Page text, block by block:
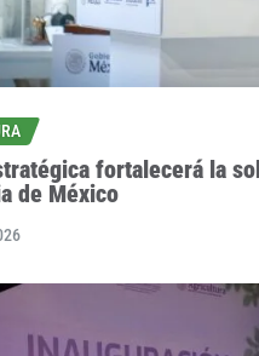
fortalecerá la
de México